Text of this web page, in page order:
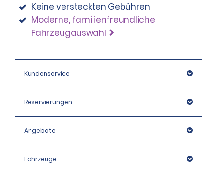
Keine versteckten Gebühren
Moderne, familienfreundliche
Fahrzeugauswahl
Kundenservice
Reservierungen
Angebote
Fahrzeuge